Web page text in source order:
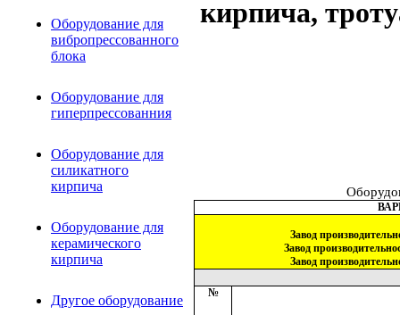
Оборудование для
вибропрессованного
блока
Оборудование для
гиперпрессованния
Оборудование для
силикатного
кирпича
Оборудование для
керамического
кирпича
Другое оборудование
кирпича,
Завод
Завод
Завод
№